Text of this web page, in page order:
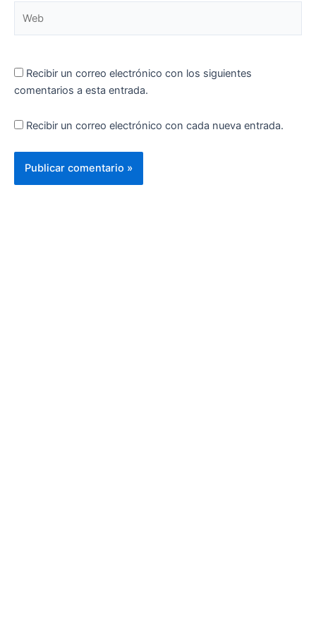
Recibir un correo electrónico con los siguientes
comentarios a esta entrada.
Recibir un correo electrónico con cada nueva entrada.